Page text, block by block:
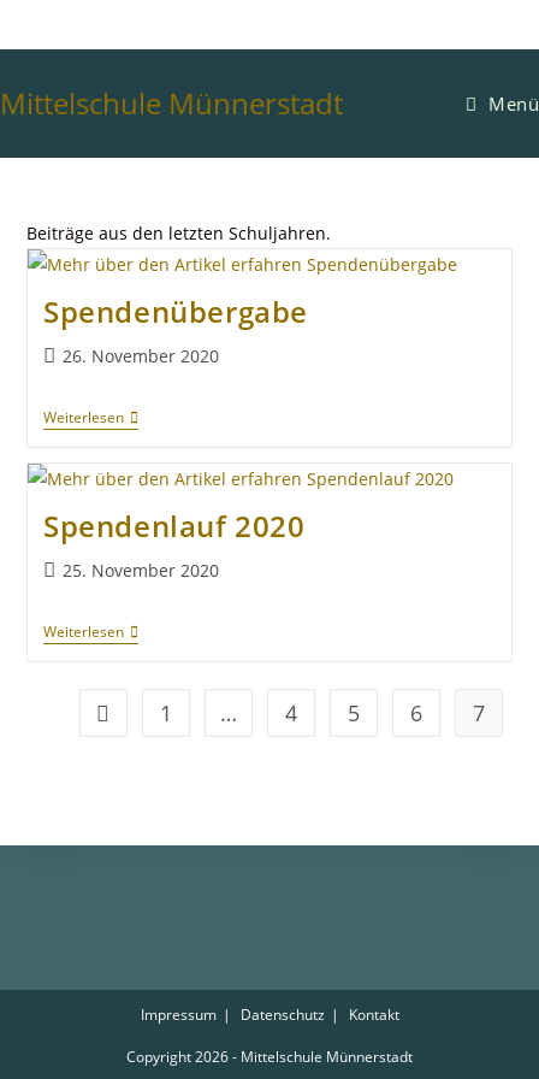
Mittelschule Münnerstadt Menü
Beiträge aus den letzten Schuljahren.
Spendenübergabe
26. November 2020
Weiterlesen
Spendenlauf 2020
25. November 2020
Weiterlesen
1 … 4 5 6 7
Impressum Datenschutz Kontakt
Copyright 2026 - Mittelschule Münnerstadt